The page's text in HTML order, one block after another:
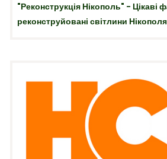
"Реконструкція Нікополь" - Цікаві
реконструйовані світлини Нікополя